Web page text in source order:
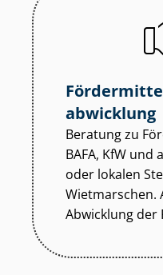
abwicklung
Beratung zu
BAFA, KfW
oder lokalen
Wietmarschen.
Abwicklung der